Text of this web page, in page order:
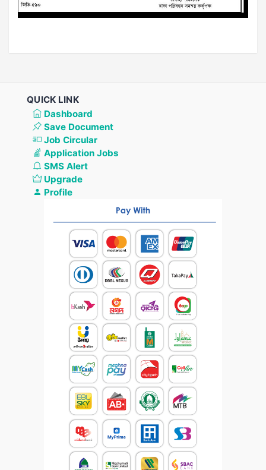
QUICK LINK
Dashboard
Save Document
Job Circular
Application Jobs
SMS Alert
Upgrade
Profile